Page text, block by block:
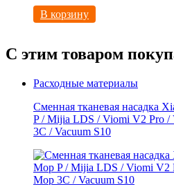
В корзину
С этим товаром
Расходные материалы
Сменная тканевая насадка
P / Mijia LDS / Viomi V2 Pro /
3C / Vacuum S10